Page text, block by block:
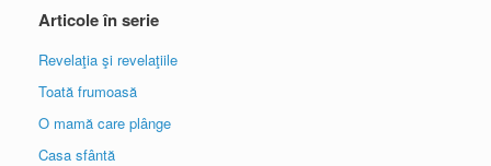
Articole în serie
Revelaţia şi revelaţiile
Toată frumoasă
O mamă care plânge
Casa sfântă